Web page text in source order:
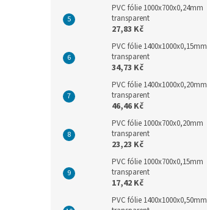
PVC fólie 1000x700x0,24mm
transparent
27,83 Kč
PVC fólie 1400x1000x0,15mm
transparent
34,73 Kč
PVC fólie 1400x1000x0,20mm
transparent
46,46 Kč
PVC fólie 1000x700x0,20mm
transparent
23,23 Kč
PVC fólie 1000x700x0,15mm
transparent
17,42 Kč
PVC fólie 1400x1000x0,50mm